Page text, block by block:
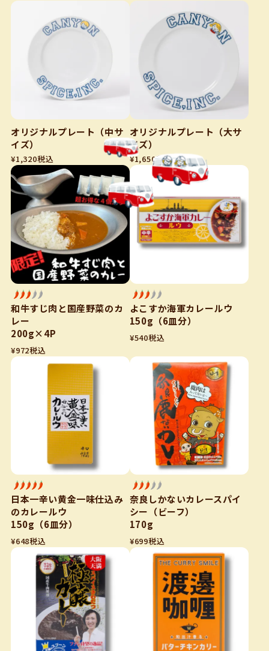
オリジナルプレート（中サ
イズ）
¥1,320税込
オリジナルプレート（大サ
イズ）
¥1,650税込
和牛すじ肉と国産野菜のカ
レー
200g×4P
¥972税込
よこすか海軍カレールウ
150g（6皿分）
¥540税込
日本一辛い黄金一味仕込み
のカレールウ
150g（6皿分）
¥648税込
奈良しかないカレースパイ
シー（ビーフ）
170g
¥699税込